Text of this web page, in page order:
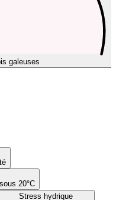
galeuses
20°C
Stress hydrique